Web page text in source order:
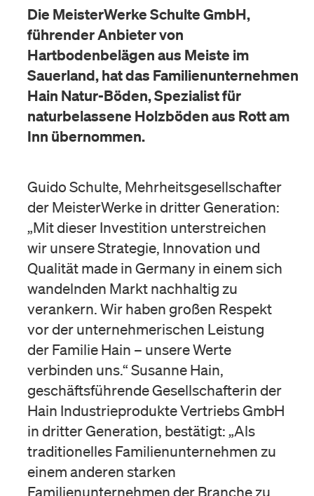
Die MeisterWerke Schulte GmbH,
führender Anbieter von
Hartbodenbelägen aus Meiste im
Sauerland, hat das Familienunternehmen
Hain Natur-Böden, Spezialist für
naturbelassene Holzböden aus Rott am
Inn übernommen.
Guido Schulte, Mehrheitsgesellschafter
der MeisterWerke in dritter Generation:
„Mit dieser Investition unterstreichen
wir unsere Strategie, Innovation und
Qualität made in Germany in einem sich
wandelnden Markt nachhaltig zu
verankern. Wir haben großen Respekt
vor der unternehmerischen Leistung
der Familie Hain – unsere Werte
verbinden uns.“ Susanne Hain,
geschäftsführende Gesellschafterin der
Hain Industrieprodukte Vertriebs GmbH
in dritter Generation, bestätigt: „Als
traditionelles Familienunternehmen zu
einem anderen starken
Familienunternehmen der Branche zu